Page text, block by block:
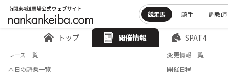
競走馬 騎手 調教師
トップ 開催情報 SPAT4
レース一覧
変更情報一覧
本日の騎乗一覧
開催日程